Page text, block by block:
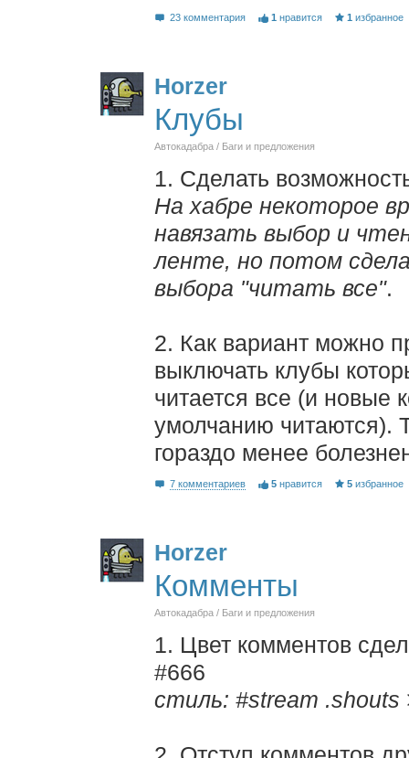
23 комментария 1 нравится 1 избранное
Horzer
Клубы
Автокадабра / Баги и предложения
1. Сделать
На хабре некоторое
навязать выбор и
ленте, но потом
выбора "читать все".
2. Как вариант можно
выключать клубы
читается все (и новые
умолчанию читаются).
гораздо менее
7 комментариев 5 нравится 5 избранное
Horzer
Комменты
Автокадабра / Баги и предложения
1. Цвет комментов
#666
стиль: #stream .shouts